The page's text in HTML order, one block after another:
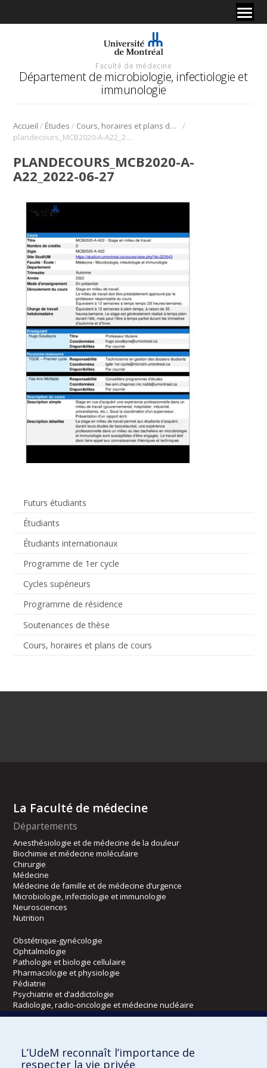
Faculté de médecine
Département de microbiologie, infectiologie et
immunologie
Accueil / Études / Cours, horaires et plans de cours
/
plandecours_MCB2020-A-A22_2022-06-27
Futurs étudiants
Étudiants
Étudiants internationaux
Programme de 1er cycle
Cycles supérieurs
Programme de résidence
Soutenances de thèse
Cours, horaires et plans de cours
PLANDECOURS_MCB2020-A-
A22_2022-06-27
La Faculté de médecine
Départements
Anesthésiologie et de médecine de la douleur
Biochimie et médecine moléculaire
Chirurgie
Médecine
Médecine de famille et de médecine d’urgence
Microbiologie, infectiologie et immunologie
Neurosciences
Nutrition
Obstétrique-gynécologie
Ophtalmologie
Pathologie et biologie cellulaire
Pharmacologie et physiologie
Pédiatrie
Psychiatrie et d’addictologie
Radiologie, radio-oncologie et médecine nucléaire
Kinésiologie et des sciences de l’activité physique
L’UdeM reconnaît l’importance de
respecter la vie privée